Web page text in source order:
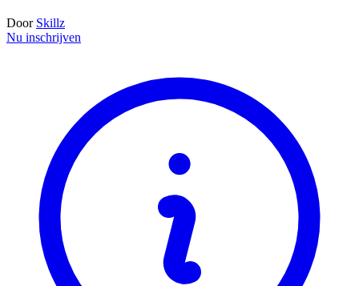
Door Skillz
Nu inschrijven